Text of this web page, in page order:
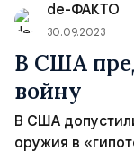
поменялось за
что нужн...
de-ФАКТО
30.09.2023
В США
войну
В США
оружия в